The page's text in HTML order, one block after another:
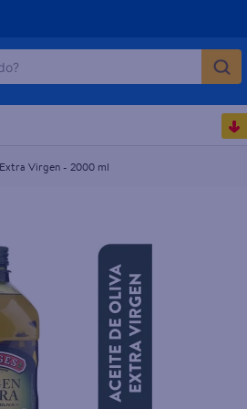
Virgen - 2000 ml
BUSCADOS